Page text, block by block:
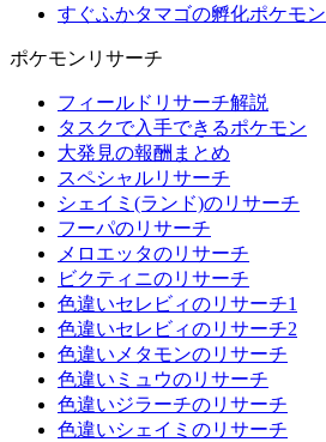
すぐふかタマゴの孵化ポケモン
ポケモンリサーチ
フィールドリサーチ解説
タスクで入手できるポケモン
大発見の報酬まとめ
スペシャルリサーチ
シェイミ(ランド)のリサーチ
フーパのリサーチ
メロエッタのリサーチ
ビクティニのリサーチ
色違いセレビィのリサーチ1
色違いセレビィのリサーチ2
色違いメタモンのリサーチ
色違いミュウのリサーチ
色違いジラーチのリサーチ
色違いシェイミのリサーチ